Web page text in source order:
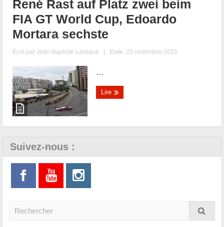
René Rast auf Platz zwei beim
FIA GT World Cup, Edoardo
Mortara sechste
Écrit parJean-Baptiste Lassaux | Date: 23 novembre 2015
...
Lire
Suivez-nous :